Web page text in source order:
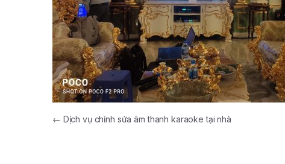
← Dịch vụ chỉnh sửa âm thanh karaoke tại nhà